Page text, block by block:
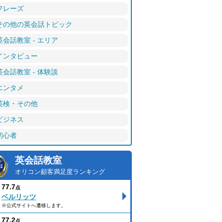
レーズ
の他の英会話トピック
会話教室 - エリア
ンタビュー
会話教室 - 体験談
ンタメ
検・その他
ジネス
心者
英会話教室
オリコン顧客満足度ランキング
77.7点
ベルリッツ
※公式サイトへ遷移します。
77.2